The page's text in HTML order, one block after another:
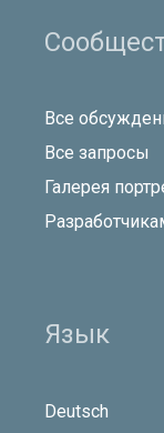
Все
Все запросы
Галерея
Язык
Deutsch